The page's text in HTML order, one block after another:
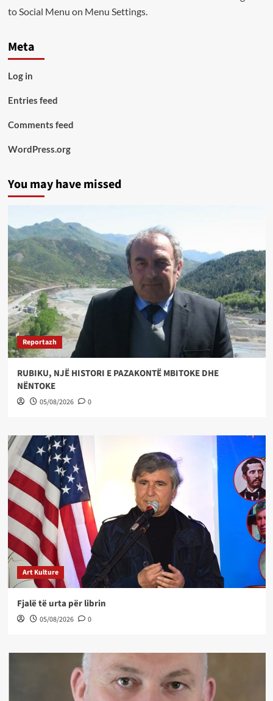
to Social Menu on Menu Settings.
Meta
Log in
Entries feed
Comments feed
WordPress.org
You may have missed
Reportazh
RUBIKU, NJË HISTORI E PAZAKONTË MBITOKE DHE
NËNTOKE
05/08/2026 0
Art Kulture
Fjalë të urta për librin
05/08/2026 0